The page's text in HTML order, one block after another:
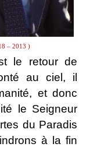
– 2013 )
le retour de
au ciel, il
et donc
le Seigneur
du Paradis
à la fin